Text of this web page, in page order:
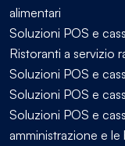
alimentari
Soluzioni POS e
Ristoranti a servizio
Soluzioni POS e
Soluzioni POS e
Soluzioni POS e
amministrazione e le